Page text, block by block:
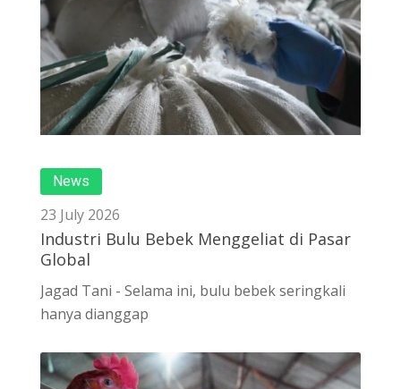
News
23 July 2026
Industri Bulu Bebek Menggeliat di Pasar
Global
Jagad Tani - Selama ini, bulu bebek seringkali
hanya dianggap